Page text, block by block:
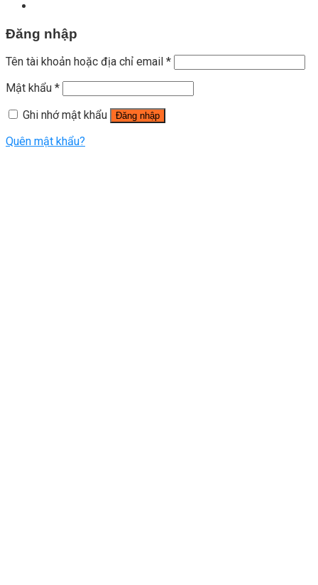
Đăng nhập
Tên tài khoản hoặc địa chỉ email *
Mật khẩu *
Ghi nhớ mật khẩu
Đăng nhập
Quên mật khẩu?